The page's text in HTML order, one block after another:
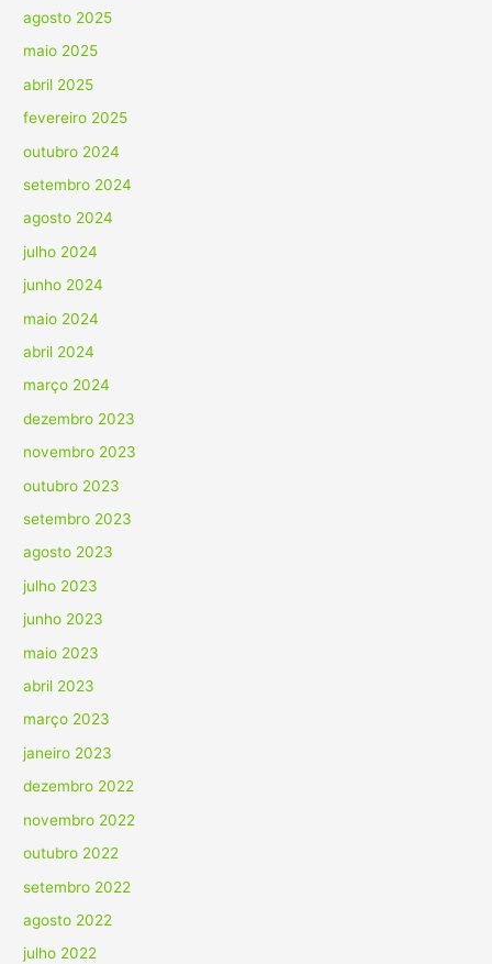
agosto 2025
maio 2025
abril 2025
fevereiro 2025
outubro 2024
setembro 2024
agosto 2024
julho 2024
junho 2024
maio 2024
abril 2024
março 2024
dezembro 2023
novembro 2023
outubro 2023
setembro 2023
agosto 2023
julho 2023
junho 2023
maio 2023
abril 2023
março 2023
janeiro 2023
dezembro 2022
novembro 2022
outubro 2022
setembro 2022
agosto 2022
julho 2022